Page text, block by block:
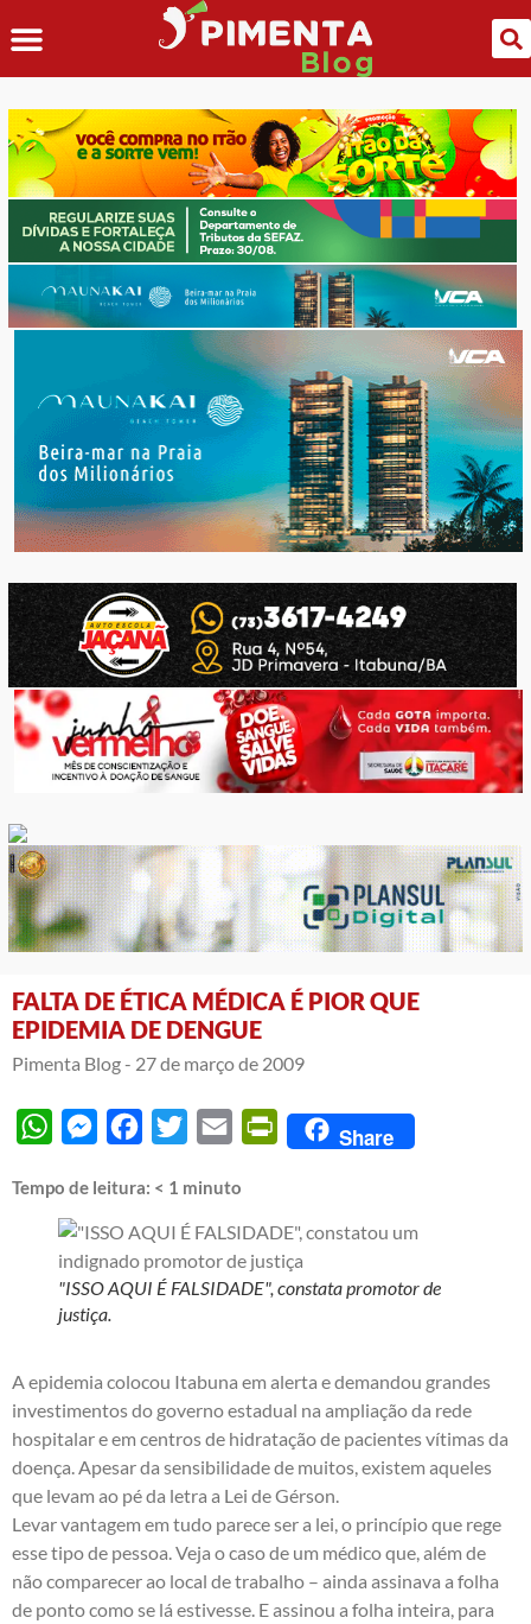
FALTA DE ÉTICA MÉDICA É PIOR QUE
EPIDEMIA DE DENGUE
Pimenta Blog - 27 de março de 2009
WhatsAppMessengerFacebook
Twitter Email PrintFriendly
Share
Tempo de leitura: < 1 minuto
"ISSO AQUI É FALSIDADE", constata promotor de
justiça.
A epidemia colocou Itabuna em alerta e demandou grandes
investimentos do governo estadual na ampliação da rede
hospitalar e em centros de hidratação de pacientes vítimas da
doença. Apesar da sensibilidade de muitos, existem aqueles
que levam ao pé da letra a Lei de Gérson.
Levar vantagem em tudo parece ser a lei, o princípio que rege
esse tipo de pessoa. Veja o caso de um médico que, além de
não comparecer ao local de trabalho – ainda assinava a folha
de ponto como se lá estivesse. E assinou a folha inteira, para